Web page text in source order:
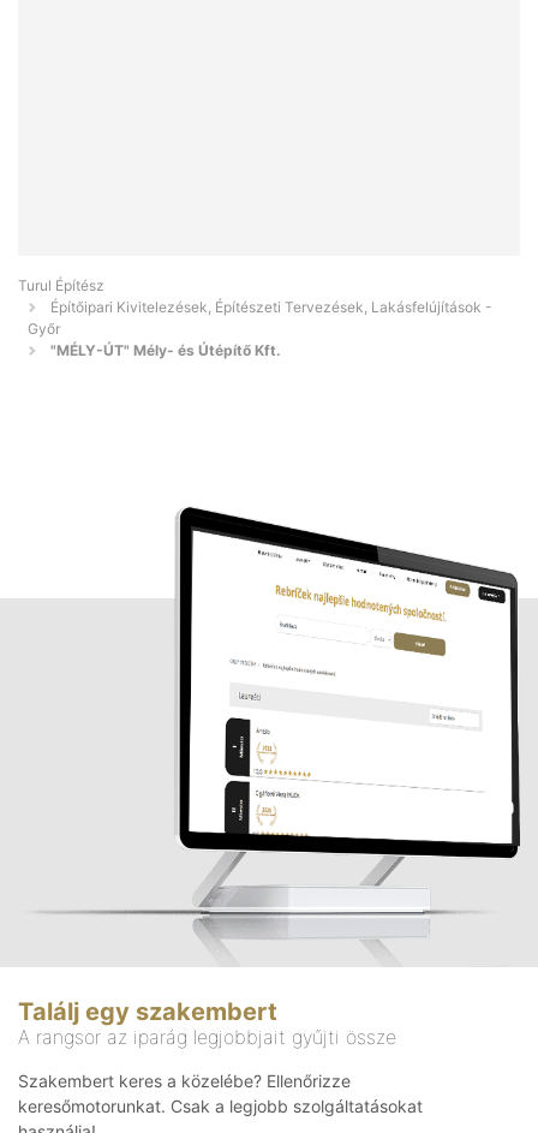
Turul Építész
Építőipari Kivitelezések, Építészeti Tervezések, Lakásfelújítások -
Győr
"MÉLY-ÚT" Mély- és Útépítő Kft.
Találj egy szakembert
A rangsor az iparág legjobbjait gyűjti össze
Szakembert keres a közelébe? Ellenőrizze
keresőmotorunkat. Csak a legjobb szolgáltatásokat